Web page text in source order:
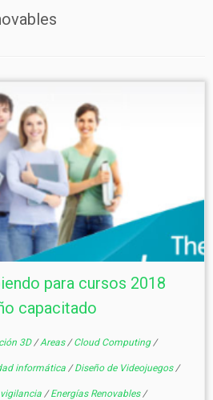
para cursos 2018
capacitado
3D /Areas /Cloud Computing /
informática /Diseño de Videojuegos /
/Energías Renovables /